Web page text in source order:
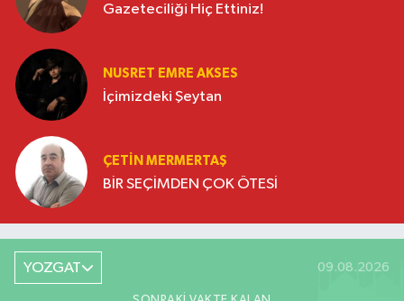
Gazeteciliği Hiç Ettiniz!
NUSRET EMRE AKSES
İçimizdeki Şeytan
ÇETIN MERMERTAŞ
BİR SEÇİMDEN ÇOK ÖTESİ
YOZGAT 09.08.2026